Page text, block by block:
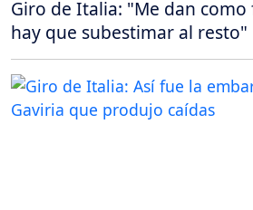
Giro de Italia: "Me dan
hay que subestimar al resto"